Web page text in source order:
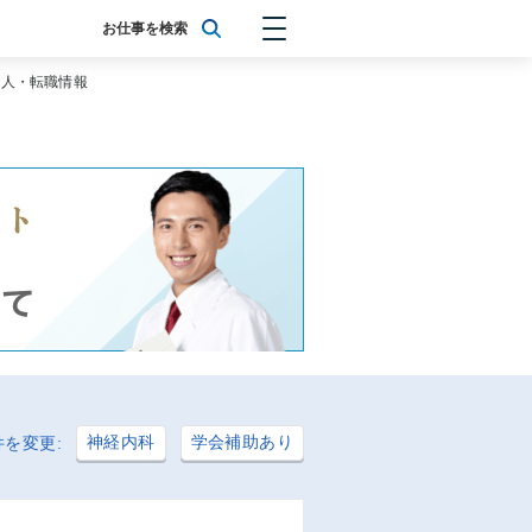
お仕事を検索
・転職情報
を変更: 神経内科 学会補助あり